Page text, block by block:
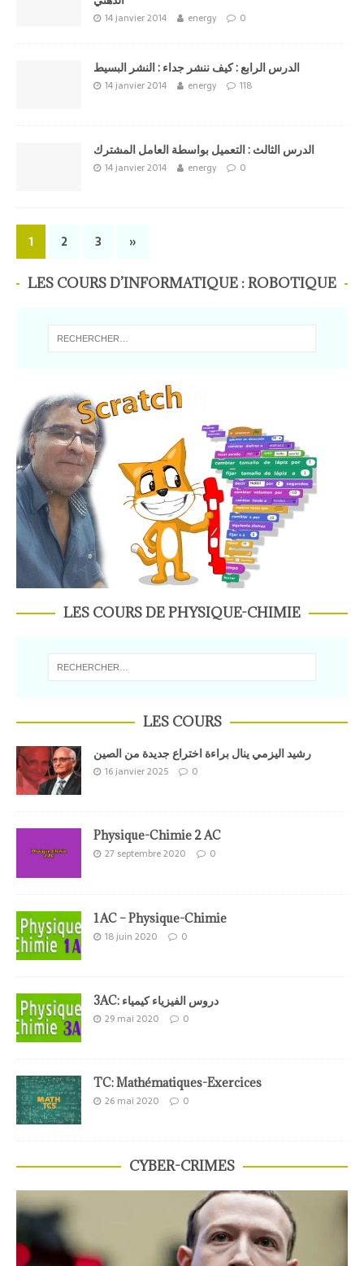
14 janvier 2014 energy 0
الدرس الرابع : كيف ننشر جداء : النشر البسيط
14 janvier 2014 energy 118
الدرس الثالث : التعميل بواسطة العامل المشترك
14 janvier 2014 energy 0
1 2 3 »
LES COURS D’INFORMATIQUE : ROBOTIQUE
LES COURS DE PHYSIQUE-CHIMIE
LES COURS
رشيد اليزمي ينال براءة اختراع جديدة من الصين
16 janvier 2025 0
Physique-Chimie 2 AC
27 septembre 2020 0
1AC – Physique-Chimie
18 juin 2020 0
3AC: دروس الفيزياء كيمياء
29 mai 2020 0
TC: Mathématiques-Exercices
26 mai 2020 0
CYBER-CRIMES